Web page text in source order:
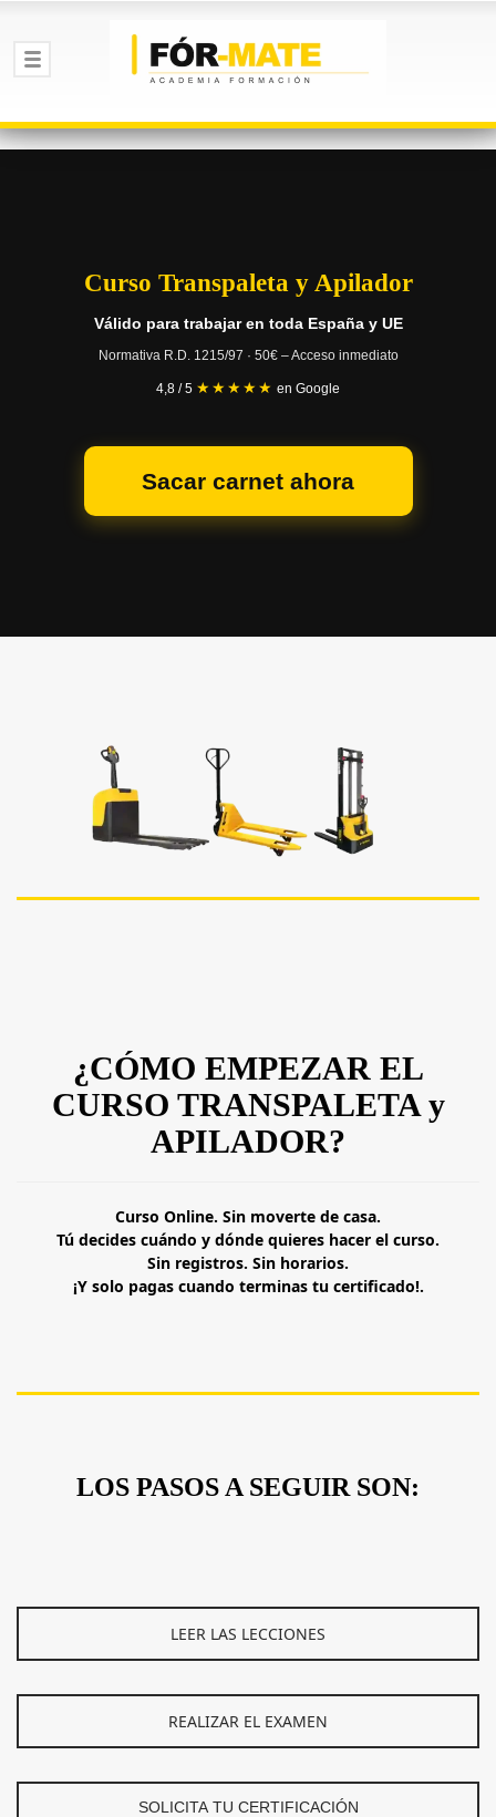
Curso Transpaleta y Apilador
Válido para trabajar en toda España y UE
Normativa R.D. 1215/97 · 50€ – Acceso inmediato
4,8 / 5 ★★★★★ en Google
Sacar carnet ahora
¿CÓMO EMPEZAR EL
CURSO TRANSPALETA y
APILADOR?
Curso Online. Sin moverte de casa.
Tú decides cuándo y dónde quieres hacer el curso.
Sin registros. Sin horarios.
¡Y solo pagas cuando terminas tu certificado!.
LOS PASOS A SEGUIR SON:
LEER LAS LECCIONES
REALIZAR EL EXAMEN
SOLICITA TU CERTIFICACIÓN